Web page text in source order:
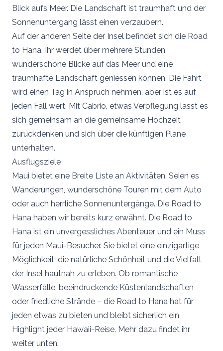
Blick aufs Meer. Die Landschaft ist traumhaft und der
Sonnenuntergang lässt einen verzaubern.
Auf der anderen Seite der Insel befindet sich die Road
to Hana. Ihr werdet über mehrere Stunden
wunderschöne Blicke auf das Meer und eine
traumhafte Landschaft geniessen können. Die Fahrt
wird einen Tag in Anspruch nehmen, aber ist es auf
jeden Fall wert. Mit Cabrio, etwas Verpflegung lässt es
sich gemeinsam an die gemeinsame Hochzeit
zurückdenken und sich über die künftigen Pläne
unterhalten.
Ausflugsziele
Maui bietet eine Breite Liste an Aktivitäten. Seien es
Wanderungen, wunderschöne Touren mit dem Auto
oder auch herrliche Sonnenuntergänge. Die Road to
Hana haben wir bereits kurz erwähnt. Die Road to
Hana ist ein unvergessliches Abenteuer und ein Muss
für jeden Maui-Besucher. Sie bietet eine einzigartige
Möglichkeit, die natürliche Schönheit und die Vielfalt
der Insel hautnah zu erleben. Ob romantische
Wasserfälle, beeindruckende Küstenlandschaften
oder friedliche Strände – die Road to Hana hat für
jeden etwas zu bieten und bleibt sicherlich ein
Highlight jeder Hawaii-Reise. Mehr dazu findet ihr
weiter unten.